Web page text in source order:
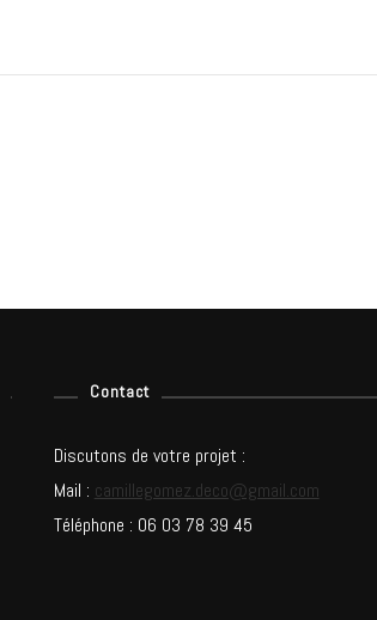
Contact
Discutons de votre projet :
Mail : camillegomez.deco@gmail.com
Téléphone : 06 03 78 39 45